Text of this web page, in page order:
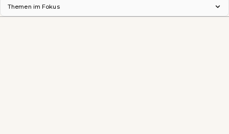
Themen im Fokus